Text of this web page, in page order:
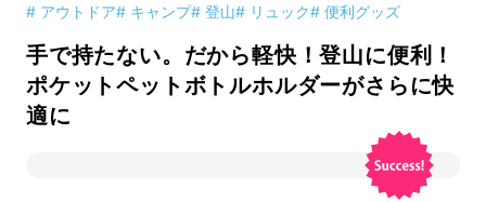
# アウトドア# キャンプ# 登山# リュック# 便利グッズ
手で持たない。だから軽快！登山に便利！
ポケットペットボトルホルダーがさらに快
適に